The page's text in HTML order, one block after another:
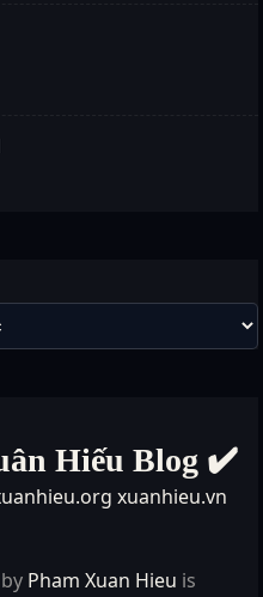
Hiếu Blog ✔️
xuanhieu.vn
by Pham Xuan Hieu is